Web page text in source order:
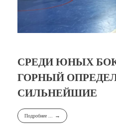
СРЕДИ ЮНЫХ
ГОРНЫЙ
СИЛЬНЕЙШИЕ
Подробнее ...